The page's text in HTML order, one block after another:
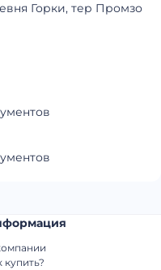
Горки, тер Промзо
купить?